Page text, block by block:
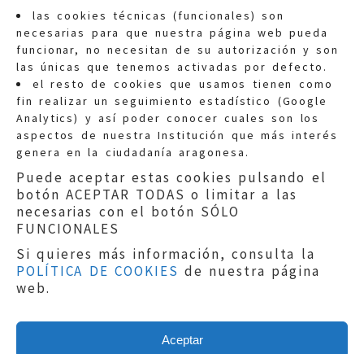
las cookies técnicas (funcionales) son
necesarias para que nuestra página web pueda
funcionar, no necesitan de su autorización y son
las únicas que tenemos activadas por defecto.
el resto de cookies que usamos tienen como
fin realizar un seguimiento estadístico (Google
Analytics) y así poder conocer cuales son los
aspectos de nuestra Institución que más interés
genera en la ciudadanía aragonesa.
Puede aceptar estas cookies pulsando el
botón ACEPTAR TODAS o limitar a las
necesarias con el botón SÓLO
FUNCIONALES
Si quieres más información, consulta la
POLÍTICA DE COOKIES de nuestra página
web.
Aceptar
Quejas:quejas@eljusticiadearagon.es
Información general:
informacion@eljusticiadearagon.es
Teléfonos:900 210 210/
Aviso legal|Política de privacidad|
Protección de Datos
Política de cookies